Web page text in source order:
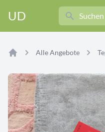
UD
Search
Alle Angebote